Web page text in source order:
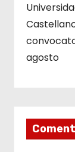
agosto